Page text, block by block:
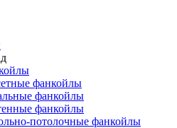
фанкойлы
фанкойлы
фанкойлы
потолочные фанкойлы